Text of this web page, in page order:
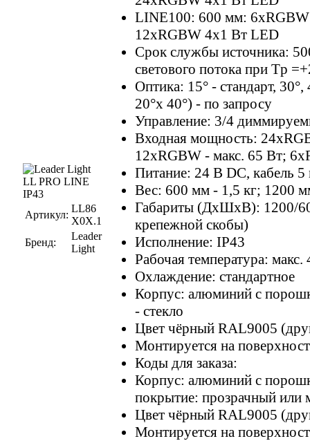
Артикул:
LL86
X0X.1
Бренд:
Leader
Light
LINE100: 600 мм:
12xRGBW 4x1 Вт LED
Срок службы источника:
светового потока при Tр
Оптика: 15° - стандарт,
20°x 40°) - по запросу
Управление: 3/4
Входная мощность:
12xRGBW - макс. 65 Вт;
Питание: 24 В DC, кабель
Вес: 600 мм - 1,5 кг; 1200
Габариты (ДхШхВ): 1200/
крепежной скобы)
Исполнение: IP43
Рабочая температура: макс.
Охлаждение: стандартное
Корпус: алюминий с
- стекло
Цвет чёрный RAL9005
Монтируется на
Коды для заказа:
Корпус: алюминий с
покрытие: прозрачный
Цвет чёрный RAL9005
Монтируется на